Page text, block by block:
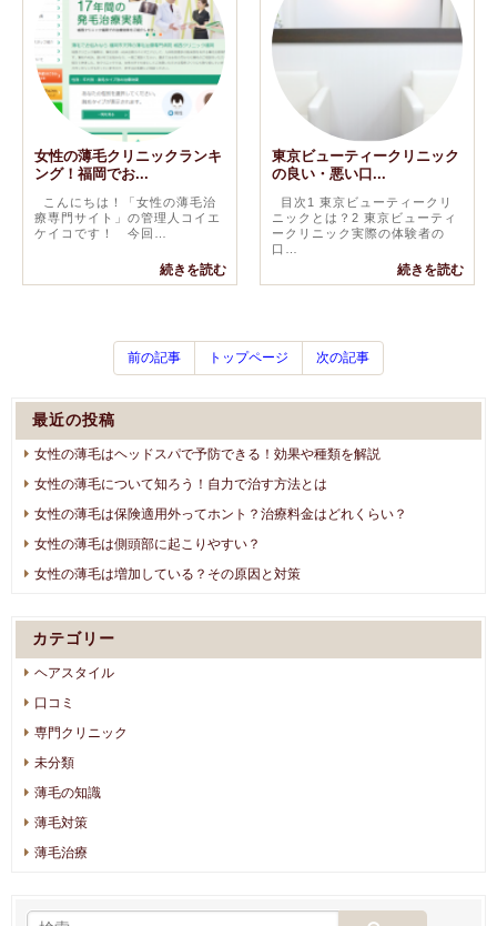
女性の薄毛クリニックランキ
ング！福岡でお...
こんにちは！「女性の薄毛治
療専門サイト」の管理人コイエ
ケイコです！ 今回…
続きを読む
東京ビューティークリニック
の良い・悪い口...
目次1 東京ビューティークリ
ニックとは？2 東京ビューティ
ークリニック実際の体験者の
口…
続きを読む
前の記事 トップページ 次の記事
最近の投稿
女性の薄毛はヘッドスパで予防できる！効果や種類を解説
女性の薄毛について知ろう！自力で治す方法とは
女性の薄毛は保険適用外ってホント？治療料金はどれくらい？
女性の薄毛は側頭部に起こりやすい？
女性の薄毛は増加している？その原因と対策
カテゴリー
ヘアスタイル
口コミ
専門クリニック
未分類
薄毛の知識
薄毛対策
薄毛治療